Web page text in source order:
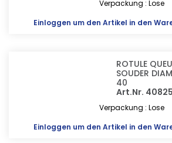
Verpackung : Lose
Einloggen um den Artikel in den
ROTULE
SOUDER
40
Art.Nr.
Verpackung : Lose
Einloggen um den Artikel in den